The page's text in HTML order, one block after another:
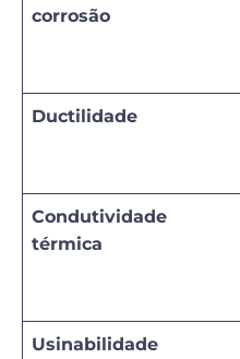
corrosão
Ductilidade
Condutividade
térmica
Usinabilidade